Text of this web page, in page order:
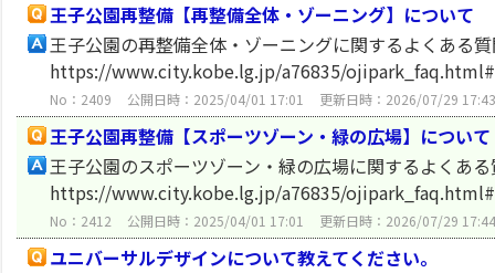
王子公園再整備【再整備全体・ゾーニング】について
王子公園の再整備全体・ゾーニングに関するよくある
https://www.city.kobe.lg.jp/a76835/
No：2409 公開日時：2025/04/01 17:01 更新日時：2026/07/29 17:43
王子公園再整備【スポーツゾーン・緑の広場】について
王子公園のスポーツゾーン・緑の広場に関するよくあ
https://www.city.kobe.lg.jp/a76835/
No：2412 公開日時：2025/04/01 17:01 更新日時：2026/07/29 17:44
ユニバーサルデザインについて教えてください。